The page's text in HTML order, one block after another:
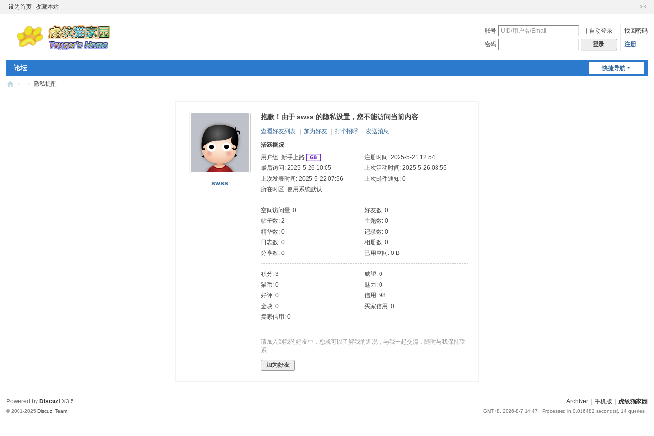
设为首页 收藏本站
切
到
账号 自动登录
找回密码
密码
登录 注册
快捷导航
论坛
› › 隐私提醒
swss
抱歉！由于 swss 的隐私设置，您不能访问当前内容
查看好友列表 加为好友 打个招呼
发送消息
活跃概况
用户组: 新手上路
注册时间: 2025-5-21 12:54
最后访问: 2025-5-26 10:05
上次活动时间: 2025-5-26 08:55
上次发表时间: 2025-5-22 07:56
上次邮件通知: 0
所在时区: 使用系统默认
空间访问量: 0
好友数: 0
帖子数: 2
主题数: 0
精华数: 0
记录数: 0
日志数: 0
相册数: 0
分享数: 0
已用空间: 0 B
积分: 3
威望: 0
猫币: 0
魅力: 0
好评: 0
信用: 98
金块: 0
买家信用: 0
卖家信用: 0
请加入到我的好友中，您就可以了解我的近况，与我一起交流，随时与我保持联
系
加为好友
Archiver 手机版 虎纹猫家园
GMT+8, 2026-8-7 14:47 , Processed in 0.016482 second(s), 14 queries .
Powered by Discuz! X3.5
© 2001-2025Discuz! Team